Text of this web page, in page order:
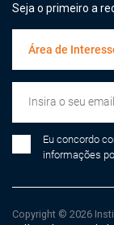
Seja o primeiro a
Área de
Eu concordo
informações
Copyright © 2026